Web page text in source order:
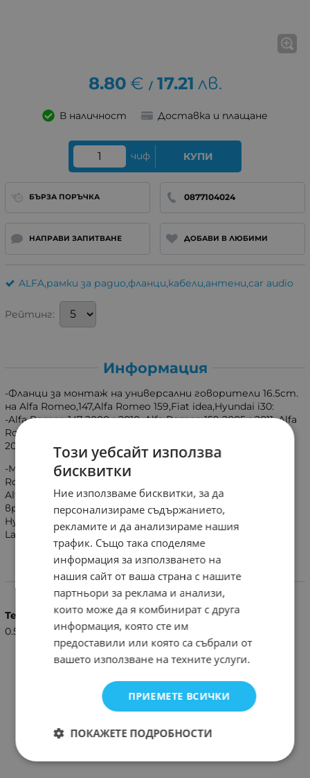
8.80 € / 17.21 лв.
В наличност Доставка и плащане
чиф КУПИ
БЪРЗА ПОРЪЧКА 0877104024
НАПРАВИ ЗАПИТВАНЕ ДОБАВИ В ЛЮБИМИ
ALFA,рамки за радио,фланци,кабели,антени,car audio
Рейтинг:
Информация
-Фланци за монтаж на универсални говорители 16.5cm.
на Alfa Romeo,147,Alfa Romeo 159,Fiat idea,Hyundai i30:
-Alfa Romeo 147 2000->2010, Alfa Romeo 159 2005->2011, Alfa
Romeo Brera 2005->2010, Fiat Idea 2003->2011, Hyundai i30
2011->2016, Lancia Ypsilon 2003->2011
-Място за монтаж: Alfa Romeo 147 задни врати, Alfa
Romeo 147 предни врати, Alfa Romeo 159 задни врати,
Alfa Romeo 159 предни врати, Alfa Romeo Brera предни
врати, Fiat Idea задни врати, Fiat Idea предни врати,
Hyundai i30 предни врати, Lancia Ypsilon задни врати,
Lancia Ypsilon предни врати
Характеристики
Тегло (кг.)
0.50
Този уебсайт използва
бисквитки
Ние използваме бисквитки, за да
персонализираме съдържанието,
рекламите и да анализираме нашия
трафик. Също така споделяме
информация за използването на
нашия сайт от ваша страна с нашите
партньори за реклама и анализи,
които може да я комбинират с друга
информация, която сте им
предоставили или която са събрали от
вашето използване на техните услуги.
ПРИЕМЕТЕ ВСИЧКИ
ПОКАЖЕТЕ ПОДРОБНОСТИ